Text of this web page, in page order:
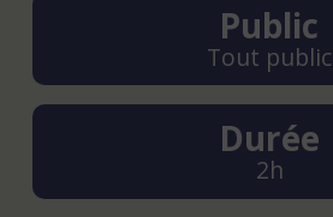
Public
Tout public
Durée
2h